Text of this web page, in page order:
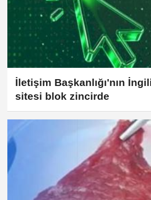
İletişim Başkanlığı'nın
sitesi blok zincirde